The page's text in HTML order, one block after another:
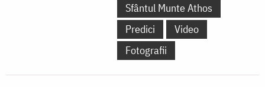
Sfântul Munte Athos
Predici
Video
Fotografii